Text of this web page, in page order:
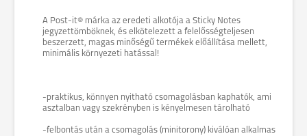
A Post-it® márka az eredeti alkotója a Sticky Notes
jegyzettömböknek, és elkötelezett a felelősségteljesen
beszerzett, magas minőségű termékek előállítása mellett,
minimális környezeti hatással!
-praktikus, könnyen nyitható csomagolásban kaphatók, ami
asztalban vagy szekrényben is kényelmesen tárolható
-felbontás után a csomagolás (minitorony) kiválóan alkalmas